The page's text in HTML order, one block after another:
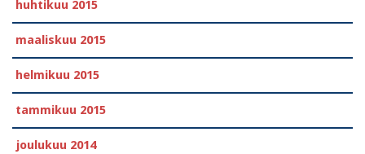
huhtikuu 2015
maaliskuu 2015
helmikuu 2015
tammikuu 2015
joulukuu 2014